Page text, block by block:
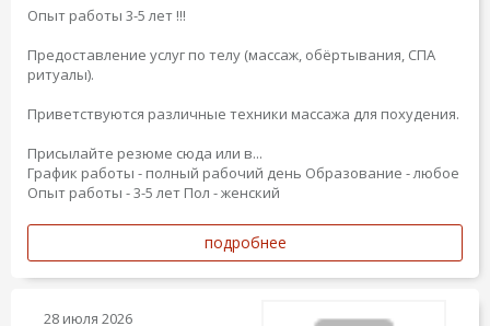
Опыт работы 3-5 лет !!!
Предоставление услуг по телу (массаж, обёртывания, СПА
ритуалы).
Приветствуются различные техники массажа для похудения.
Присылайте резюме сюда или в...
График работы - полный рабочий день Образование - любое
Опыт работы - 3-5 лет Пол - женский
подробнее
28 июля 2026